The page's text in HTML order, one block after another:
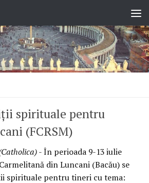
spirituale pentru
(FCRSM)
- În perioada 9-13 iulie
din Luncani (Bacău) se
spirituale pentru tineri cu tema: